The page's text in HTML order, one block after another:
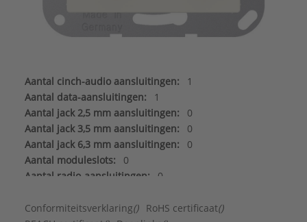
Aantal cinch-audio aansluitingen:
1
Aantal data-aansluitingen:
1
Aantal jack 2,5 mm aansluitingen:
0
Aantal jack 3,5 mm aansluitingen:
0
Aantal jack 6,3 mm aansluitingen:
0
Aantal moduleslots:
0
Aantal radio-aansluitingen:
0
Aantal Sub-D aansluitingen 15-polig:
0
Conformiteitsverklaring() RoHS certificaat()